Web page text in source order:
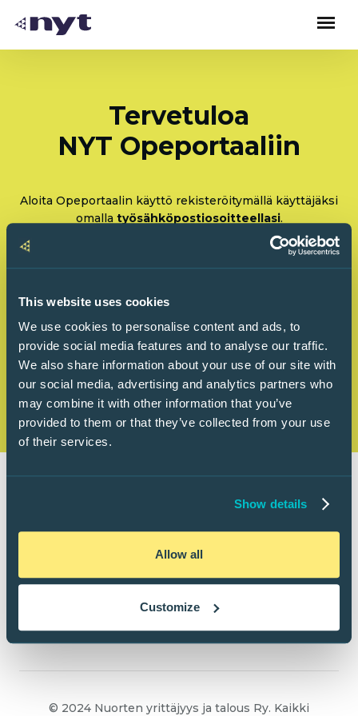
This website uses cookies
We use cookies to personalise content and ads, to
provide social media features and to analyse our traffic.
We also share information about your use of our site with
our social media, advertising and analytics partners who
may combine it with other information that you’ve
provided to them or that they’ve collected from your use
of their services.
Show details
Allow all
Customize
Tervetuloa
NYT Opeportaaliin
Aloita Opeportaalin käyttö rekisteröitymällä käyttäjäksi
omalla työsähköpostiosoitteellasi.
Rekisteröidy: Olen tulossa käyttämään Opeportaalia
ensimmäistä kertaa
Kirjaudu sisään: Olen käyttänyt Opeportaalia
ennenkin
© 2024 Nuorten yrittäjyys ja talous Ry. Kaikki